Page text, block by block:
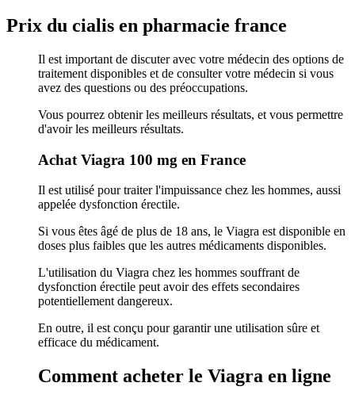
Prix du cialis en pharmacie france
Il est important de discuter avec votre médecin des options de
traitement disponibles et de consulter votre médecin si vous
avez des questions ou des préoccupations.
Vous pourrez obtenir les meilleurs résultats, et vous permettre
d'avoir les meilleurs résultats.
Achat Viagra 100 mg en France
Il est utilisé pour traiter l'impuissance chez les hommes, aussi
appelée dysfonction érectile.
Si vous êtes âgé de plus de 18 ans, le Viagra est disponible en
doses plus faibles que les autres médicaments disponibles.
L'utilisation du Viagra chez les hommes souffrant de
dysfonction érectile peut avoir des effets secondaires
potentiellement dangereux.
En outre, il est conçu pour garantir une utilisation sûre et
efficace du médicament.
Comment acheter le Viagra en ligne